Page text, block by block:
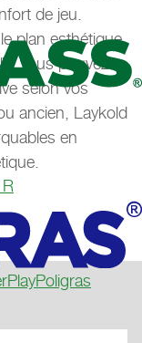
Poligras
de jeu.
plan esthétique
vous pouvez
selon vos
ancien, Laykold
en